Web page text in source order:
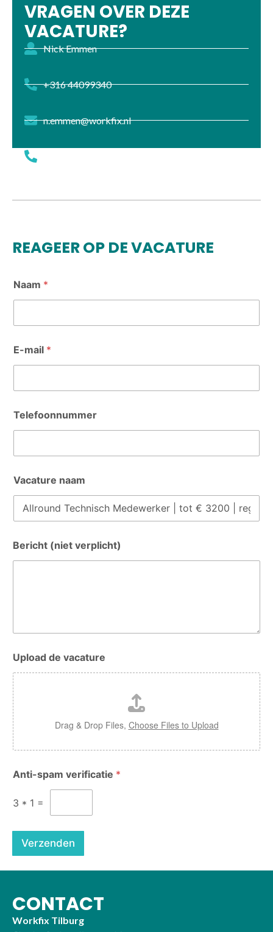
VRAGEN OVER DEZE
VACATURE?
Nick Emmen
+316 44099340
n.emmen@workfix.nl
REAGEER OP DE VACATURE
Naam *
E-mail *
Telefoonnummer
Vacature naam
Bericht (niet verplicht)
Upload de vacature
Drag & Drop Files, Choose Files to Upload
a
m
l
f
o
n
u
m
Anti-spam verificatie *
3 * 1 =
Verzenden
CONTACT
Workfix Tilburg